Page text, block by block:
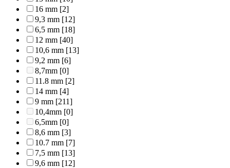
16 mm [2]
9,3 mm [12]
6,5 mm [18]
12 mm [40]
10,6 mm [13]
9,2 mm [6]
8,7mm [0]
11.8 mm [2]
14 mm [4]
9 mm [211]
10,4mm [0]
6,5mm [0]
8,6 mm [3]
10.7 mm [7]
7,5 mm [13]
9,6 mm [12]